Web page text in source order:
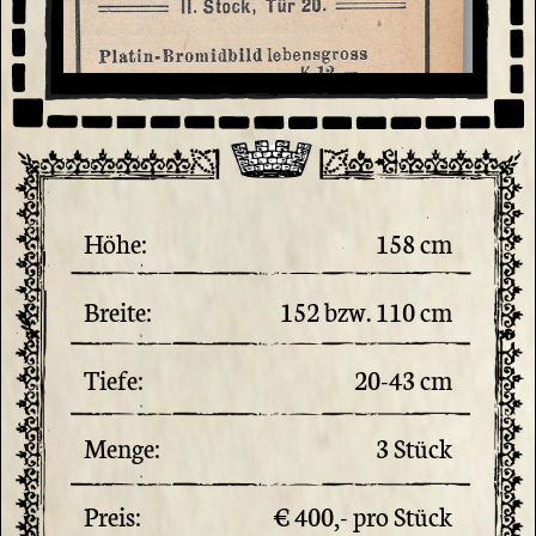
Höhe:
158 cm
Breite:
152 bzw. 110 cm
Tiefe:
20-43 cm
Menge:
3 Stück
Preis:
€ 400,- pro Stück